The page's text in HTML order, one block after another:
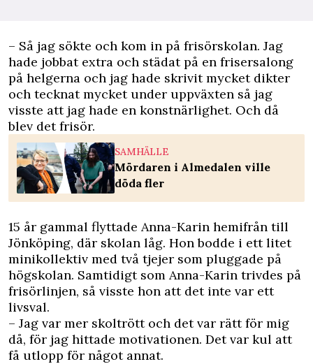
– Så jag sökte och kom in på frisörskolan. Jag
hade jobbat extra och städat på en frisersalong
på helgerna och jag hade skrivit mycket dikter
och tecknat mycket under uppväxten så jag
visste att jag hade en konstnärlighet. Och då
blev det frisör.
SAMHÄLLE
Mördaren i Almedalen ville
döda fler
15 år gammal flyttade Anna-Karin hemifrån till
Jönköping, där skolan låg. Hon bodde i ett litet
minikollektiv med två tjejer som pluggade på
högskolan. Samtidigt som Anna-Karin trivdes på
frisörlinjen, så visste hon att det inte var ett
livsval.
– Jag var mer skoltrött och det var rätt för mig
då, för jag hittade motivationen. Det var kul att
få utlopp för något annat.